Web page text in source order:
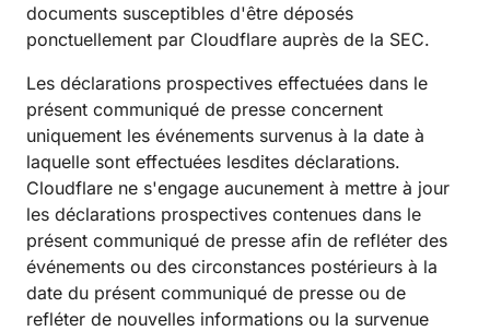
documents susceptibles d'être déposés
ponctuellement par Cloudflare auprès de la SEC.
Les déclarations prospectives effectuées dans le
présent communiqué de presse concernent
uniquement les événements survenus à la date à
laquelle sont effectuées lesdites déclarations.
Cloudflare ne s'engage aucunement à mettre à jour
les déclarations prospectives contenues dans le
présent communiqué de presse afin de refléter des
événements ou des circonstances postérieurs à la
date du présent communiqué de presse ou de
refléter de nouvelles informations ou la survenue